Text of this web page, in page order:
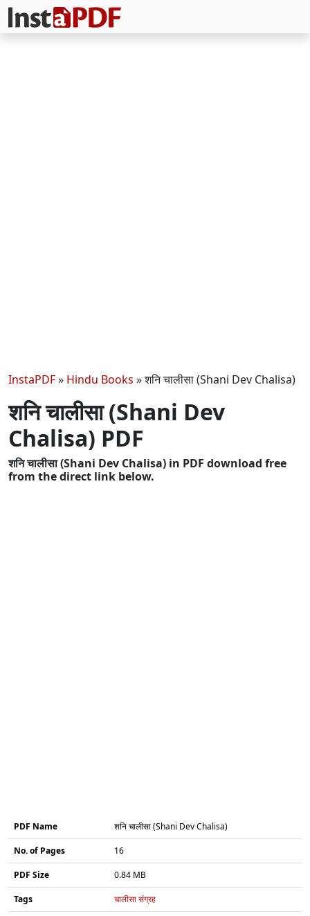
InstaPDF» Hindu Books »शनि चालीसा (Shani Dev Chalisa)
शनि चालीसा (Shani Dev
Chalisa) PDF
शनि चालीसा (Shani Dev Chalisa) in PDF download free
from the direct link below.
PDF Name शनि चालीसा (Shani Dev Chalisa)
No. of Pages 16
PDF Size 0.84 MB
Tags चालीसा संग्रह